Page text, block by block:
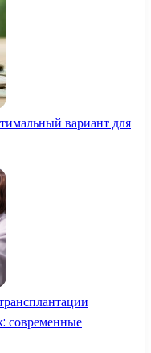
вариант для
современные